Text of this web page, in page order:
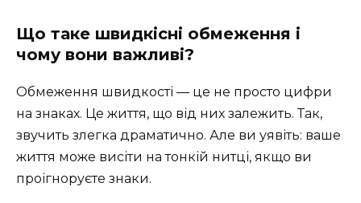
Що таке швидкісні обмеження і
чому вони важливі?
Обмеження швидкості — це не просто цифри
на знаках. Це життя, що від них залежить. Так,
звучить злегка драматично. Але ви уявіть: ваше
життя може висіти на тонкій нитці, якщо ви
проігноруєте знаки.